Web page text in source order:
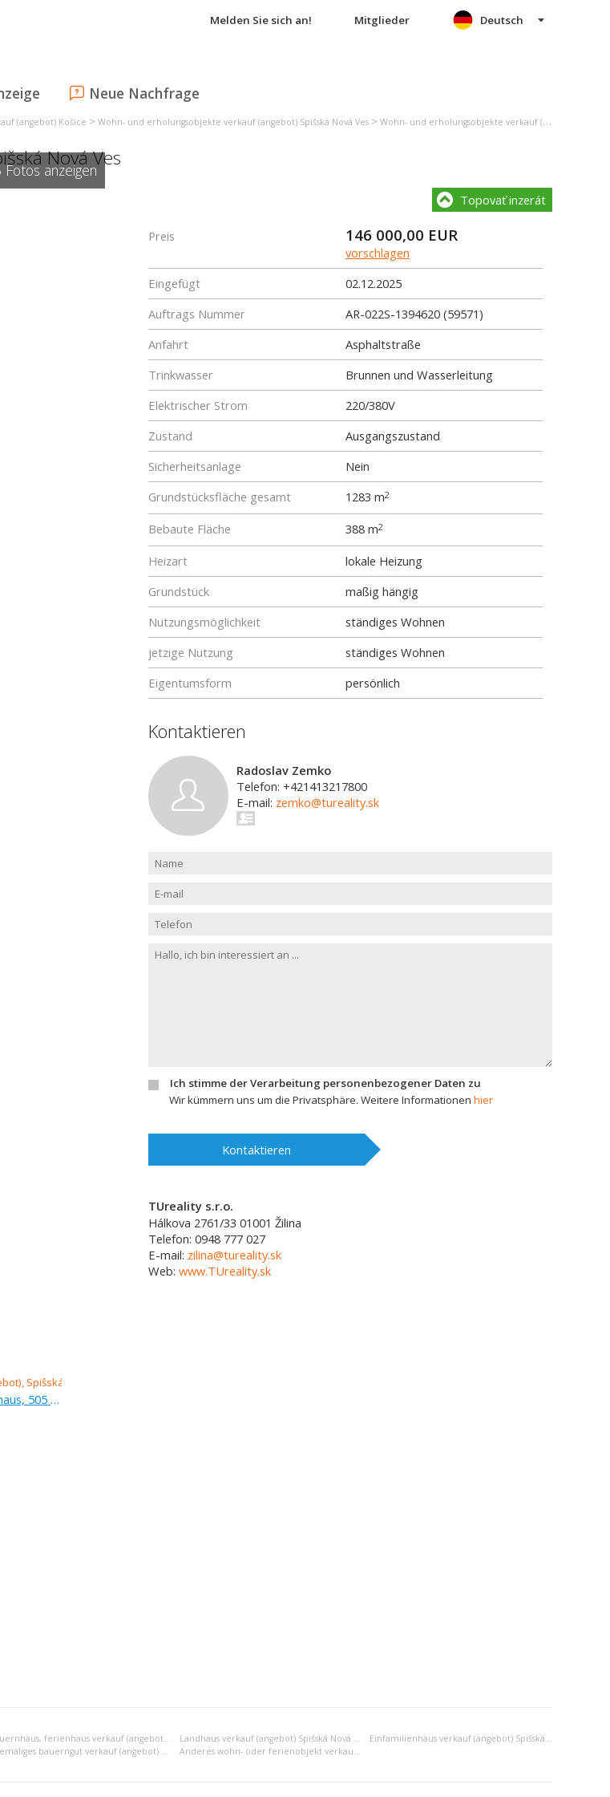
Melden Sie sich an! Mitglieder
Neue Nachfrage
Deutsch
(angebot) Košice > Wohn- und erholungsobjekte verkauf (angebot) Spišská Nová Ves > Wohn- und erholungsobjekte verkauf (angebot) Spišská Nová Ves
Nová Ves
Fotos anzeigen
Topovať inzerát
Preis 146 000,00 EUR
vorschlagen
Eingefügt
02.12.2025
Auftrags Nummer
AR-022S-1394620 (59571)
Anfahrt
Asphaltstraße
Trinkwasser
Brunnen und Wasserleitung
Elektrischer Strom
220/380V
Zustand
Ausgangszustand
Sicherheitsanlage
Nein
Grundstücksfläche gesamt
1283 m2
Bebaute Fläche 388 m2
Heizart
lokale Heizung
Grundstück
maßig hängig
Nutzungsmöglichkeit
ständiges Wohnen
jetzige Nutzung
ständiges Wohnen
Eigentumsform
persönlich
Kontaktieren
Radoslav Zemko
Telefon: +421413217800
E-mail: zemko@tureality.sk
Ich stimme der Verarbeitung personenbezogener Daten zu
Wir kümmern uns um die Privatsphäre. Weitere Informationen hier
Kontaktieren
TUreality s.r.o.
Hálkova 2761/33 01001 Žilina
Telefon: 0948 777 027
E-mail: zilina@tureality.sk
Web: www.TUreality.sk
Verkauf (Angebot), einfamilienhaus, 505 m
Bauernhaus, ferienhaus verkauf (angebot) Spišská Nová Ves Landhaus verkauf (angebot) Spišská Nová Ves
Einfamilienhaus verkauf (angebot) Spišská Nová Ves
Ehemaliges bauerngut verkauf (angebot) Spišská Nová Ves Anderes wohn- oder ferienobjekt verkauf (angebot) Spišská Nová Ves